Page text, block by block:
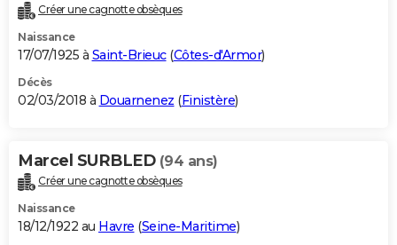
Créer une cagnotte obsèques
Naissance
17/07/1925 à Saint-Brieuc(Côtes-d'Armor)
Décès
02/03/2018 à Douarnenez (Finistère)
Marcel SURBLED (94 ans)
Créer une cagnotte obsèques
Naissance
18/12/1922 au Havre (Seine-Maritime)